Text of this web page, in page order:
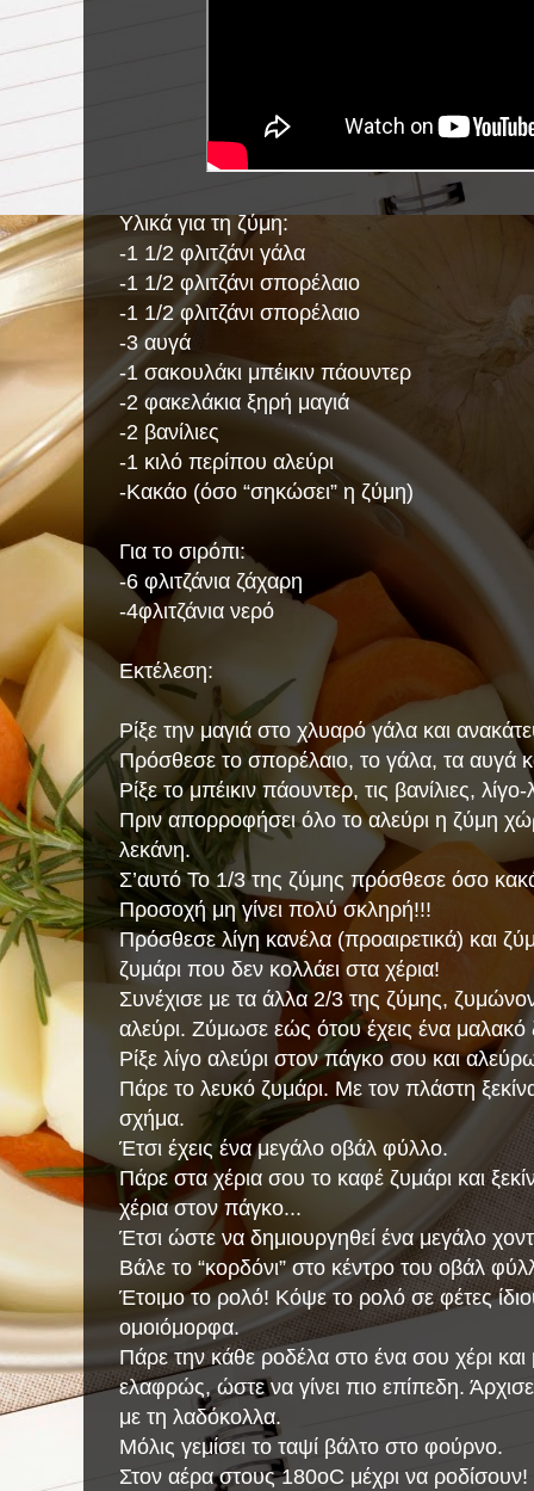
Υλικά για τη ζύμη:
-1 1/2 φλιτζάνι γάλα
-1 1/2 φλιτζάνι σπορέλαιο
-1 1/2 φλιτζάνι σπορέλαιο
-3 αυγά
-1 σακουλάκι μπέικιν πάουντερ
-2 φακελάκια ξηρή μαγιά
-2 βανίλιες
-1 κιλό περίπου αλεύρι
-Κακάο (όσο “σηκώσει” η ζύμη)
Για το σιρόπι:
-6 φλιτζάνια ζάχαρη
-4φλιτζάνια νερό
Εκτέλεση:
Ρίξε την μαγιά στο χλυαρό γάλα και
Πρόσθεσε το σπορέλαιο, το γάλα, τα αυγά
Ρίξε το μπέικιν πάουντερ, τις βανίλιες,
Πριν απορροφήσει όλο το αλεύρι η ζύμη
λεκάνη.
Σ’αυτό Το 1/3 της ζύμης πρόσθεσε όσο
Προσοχή μη γίνει πολύ σκληρή!!!
Πρόσθεσε λίγη κανέλα (προαιρετικά) και
ζυμάρι που δεν κολλάει στα χέρια!
Συνέχισε με τα άλλα 2/3 της ζύμης,
αλεύρι. Ζύμωσε εώς ότου έχεις ένα μαλακό
Ρίξε λίγο αλεύρι στον πάγκο σου και
Πάρε το λευκό ζυμάρι. Με τον πλάστη
σχήμα.
Έτσι έχεις ένα μεγάλο οβάλ φύλλο.
Πάρε στα χέρια σου το καφέ ζυμάρι και
χέρια στον πάγκο...
Έτσι ώστε να δημιουργηθεί ένα μεγάλο
Βάλε το “κορδόνι” στο κέντρο του οβάλ
Έτοιμο το ρολό! Κόψε το ρολό σε φέτες
ομοιόμορφα.
Πάρε την κάθε ροδέλα στο ένα σου χέρι
ελαφρώς, ώστε να γίνει πιο επίπεδη.
με τη λαδόκολλα.
Μόλις γεμίσει το ταψί βάλτο στο φούρνο.
Στον αέρα στους 180οC μέχρι να ροδίσουν!